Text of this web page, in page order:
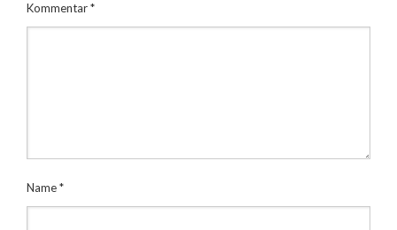
Kommentar*
Name*